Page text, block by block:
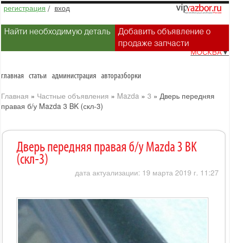
регистрация / вход
Найти необходимую деталь
Добавить объявление о
продаже запчасти
МОСКВА▼
главная статьи администрация авторазборки
Главная » Частные объявления » Mazda » 3 » Дверь передняя
правая б/у Mazda 3 BK (скл-3)
Дверь передняя правая б/у Mazda 3 BK
(скл-3)
дата актуализации: 19 марта 2019 г. 11:27